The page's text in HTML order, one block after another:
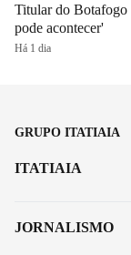
Titular do Botafogo
pode acontecer'
Há 1 dia
GRUPO ITATIAIA
ITATIAIA
JORNALISMO